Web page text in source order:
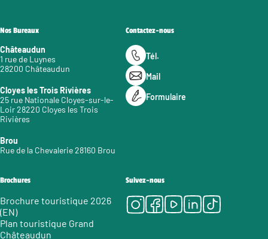
Nos Bureaux
Châteaudun
1 rue de Luynes
28200 Châteaudun
Cloyes les Trois Rivières
25 rue Nationale Cloyes-sur-le-
Loir 28220 Cloyes les Trois
Rivières
Brou
Rue de la Chevalerie 28160 Brou
Contactez-nous
Tél.
Mail
Formulaire
Brochures
Brochure touristique 2026
(EN)
Plan touristique Grand
Châteaudun
Suivez-nous
Instagram
Facebook
Youtube
LinkedIn
Tiktok